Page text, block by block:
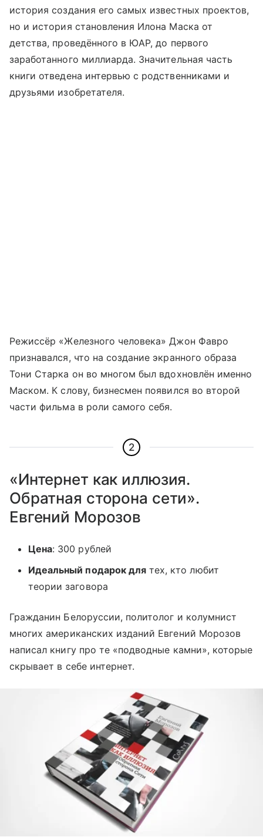
история создания его самых известных проектов,
но и история становления Илона Маска от
детства, проведённого в ЮАР, до первого
заработанного миллиарда. Значительная часть
книги отведена интервью с родственниками и
друзьями изобретателя.
Режиссёр «Железного человека» Джон Фавро
признавался, что на создание экранного образа
Тони Старка он во многом был вдохновлён именно
Маском. К слову, бизнесмен появился во второй
части фильма в роли самого себя.
2
«Интернет как иллюзия.
Обратная сторона сети».
Евгений Морозов
Цена: 300 рублей
Идеальный подарок для тех, кто любит
теории заговора
Гражданин Белоруссии, политолог и колумнист
многих американских изданий Евгений Морозов
написал книгу про те «подводные камни», которые
скрывает в себе интернет.